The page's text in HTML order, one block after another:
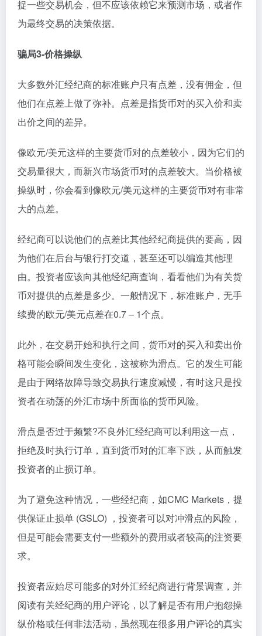
捉一些交易机会，但不应该依赖它来预测市场，或者作
为最终交易的决策依据。
骗局3-价格操纵
大多数外汇经纪商的标准账户只有点差，没有佣金，但
他们在点差上做了弥补。点差是指货币对的买入价和卖
出价之间的差异。
像欧元/美元这样的主要货币对的点差较小，因为它们的
交易量很大，而新兴市场货币对的点差较大。当价格被
操纵时，你会看到像欧元/美元这样的主要货币对有非常
大的点差。
经纪商可以说他们的点差比其他经纪商提供的要高，因
为他们在后台与银行打交道，甚至还可以编造其他理
由。投资者应该向其他经纪商查询，看看他们为有关货
币对提供的点差是多少。一般情况下，标准账户，无手
续费的欧元/美元点差在0.7 – 1个点。
此外，在交易开始和执行之间，货币对的买入和卖出价
格可能会瞬间发生变化，这被称为滑点。它的发生可能
是由于网络故障导致交易执行速度减慢，有时这只是投
资者在动荡的外汇市场中所面临的货币风险。
滑点是否过于频繁?不良外汇经纪商可以利用这一点，
拒绝及时执行订单，直到货币对的汇率下跌，从而触发
投资者的止损订单。
为了避免这种情况，一些经纪商，如CMC Markets，提
供保证止损单 (GSLO) ，投资者可以对冲滑点的风险，
但是可能会需要支付一些额外的费用或者较高的注资要
求。
投资者应始尽可能多的对外汇经纪商进行背景调查，并
阅读有关经纪商的用户评论，以了解是否有用户抱怨操
纵价格或任何非法活动，虽然现在很多用户评论的真实